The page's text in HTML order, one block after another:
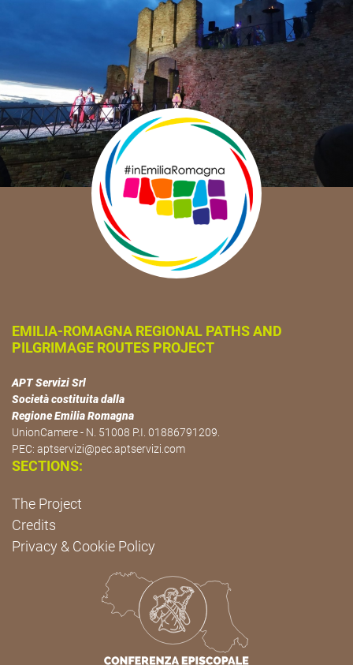
EMILIA-ROMAGNA REGIONAL PATHS AND
PILGRIMAGE ROUTES PROJECT
APT Servizi Srl
Società costituita dalla
Regione Emilia Romagna
UnionCamere - N. 51008 P.I. 01886791209.
PEC: aptservizi@pec.aptservizi.com
SECTIONS:
The Project
Credits
Privacy & Cookie Policy